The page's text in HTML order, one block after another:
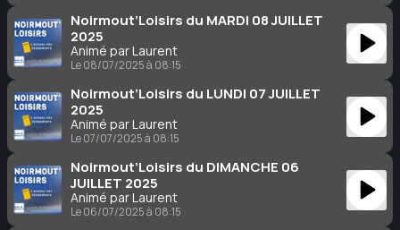
Noirmout’Loisirs du MARDI 08 JUILLET
2025
Animé par Laurent
Le 08/07/2025 à 08:15
Noirmout’Loisirs du LUNDI 07 JUILLET
2025
Animé par Laurent
Le 07/07/2025 à 08:15
Noirmout’Loisirs du DIMANCHE 06
JUILLET 2025
Animé par Laurent
Le 06/07/2025 à 08:15